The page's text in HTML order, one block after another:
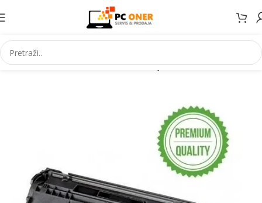
Početna Informatika Potrošni materijal Toneri